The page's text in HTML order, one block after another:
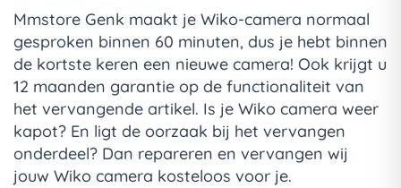
Mmstore Genk maakt je Wiko-camera normaal
gesproken binnen 60 minuten, dus je hebt binnen
de kortste keren een nieuwe camera! Ook krijgt u
12 maanden garantie op de functionaliteit van
het vervangende artikel. Is je Wiko camera weer
kapot? En ligt de oorzaak bij het vervangen
onderdeel? Dan repareren en vervangen wij
jouw Wiko camera kosteloos voor je.